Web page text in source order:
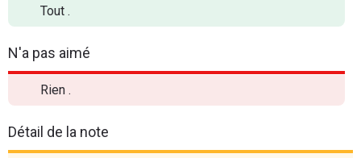
Tout .
N'a pas aimé
Rien .
Détail de la note